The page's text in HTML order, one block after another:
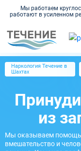
Мы работаем
работают в усиленном
Наркология Течение в
Шахтах
из
Мы оказываем помощь
вмешательство и